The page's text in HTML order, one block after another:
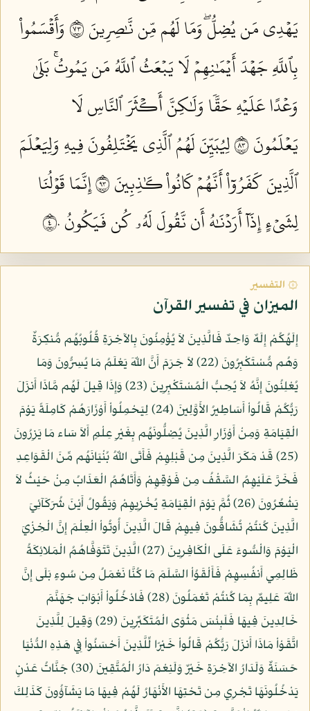
يَهۡدِي مَن يُضِلُّۖ وَمَا لَهُم مِّن نَّٰصِرِينَ ٣٧
وَأَقۡسَمُواْ
بِٱللَّهِ جَهۡدَ أَيۡمَٰنِهِمۡ لَا يَبۡعَثُ ٱللَّهُ مَن يَمُوتُۚ بَلَىٰ
وَعۡدًا عَلَيۡهِ حَقّٗا وَلَٰكِنَّ أَكۡثَرَ ٱلنَّاسِ لَا
يَعۡلَمُونَ ٣٨
لِيُبَيِّنَ لَهُمُ ٱلَّذِي يَخۡتَلِفُونَ فِيهِ وَلِيَعۡلَمَ
ٱلَّذِينَ كَفَرُوٓاْ أَنَّهُمۡ كَانُواْ كَٰذِبِينَ ٣٩
إِنَّمَا قَوۡلُنَا
لِشَيۡءٍ إِذَآ أَرَدۡنَٰهُ أَن نَّقُولَ لَهُۥ كُن فَيَكُونُ ٤٠
۞ التفسير
الميزان في تفسير القرآن
إِلَهُكُمْ إِلَهٌ وَاحِدٌ فَالَّذِينَ لاَ يُؤْمِنُونَ بِالآخِرَةِ قُلُوبُهُم مُّنكِرَةٌ
وَهُم مُّسْتَكْبِرُونَ (22) لاَ جَرَمَ أَنَّ اللّهَ يَعْلَمُ مَا يُسِرُّونَ وَمَا
يُعْلِنُونَ إِنَّهُ لاَ يُحِبُّ الْمُسْتَكْبِرِينَ (23) وَإِذَا قِيلَ لَهُم مَّاذَا أَنزَلَ
رَبُّكُمْ قَالُواْ أَسَاطِيرُ الأَوَّلِينَ (24) لِيَحْمِلُواْ أَوْزَارَهُمْ كَامِلَةً يَوْمَ
الْقِيَامَةِ وَمِنْ أَوْزَارِ الَّذِينَ يُضِلُّونَهُم بِغَيْرِ عِلْمٍ أَلاَ سَاء مَا يَزِرُونَ
(25) قَدْ مَكَرَ الَّذِينَ مِن قَبْلِهِمْ فَأَتَى اللّهُ بُنْيَانَهُم مِّنَ الْقَوَاعِدِ
فَخَرَّ عَلَيْهِمُ السَّقْفُ مِن فَوْقِهِمْ وَأَتَاهُمُ الْعَذَابُ مِنْ حَيْثُ لاَ
يَشْعُرُونَ (26) ثُمَّ يَوْمَ الْقِيَامَةِ يُخْزِيهِمْ وَيَقُولُ أَيْنَ شُرَكَآئِيَ
الَّذِينَ كُنتُمْ تُشَاقُّونَ فِيهِمْ قَالَ الَّذِينَ أُوتُواْ الْعِلْمَ إِنَّ الْخِزْيَ
الْيَوْمَ وَالْسُّوءَ عَلَى الْكَافِرِينَ (27) الَّذِينَ تَتَوَفَّاهُمُ الْمَلائِكَةُ
ظَالِمِي أَنفُسِهِمْ فَأَلْقَوُاْ السَّلَمَ مَا كُنَّا نَعْمَلُ مِن سُوءٍ بَلَى إِنَّ
اللّهَ عَلِيمٌ بِمَا كُنتُمْ تَعْمَلُونَ (28) فَادْخُلُواْ أَبْوَابَ جَهَنَّمَ
خَالِدِينَ فِيهَا فَلَبِئْسَ مَثْوَى الْمُتَكَبِّرِينَ (29) وَقِيلَ لِلَّذِينَ
اتَّقَوْاْ مَاذَا أَنزَلَ رَبُّكُمْ قَالُواْ خَيْرًا لِّلَّذِينَ أَحْسَنُواْ فِي هَذِهِ الدُّنْيَا
حَسَنَةٌ وَلَدَارُ الآخِرَةِ خَيْرٌ وَلَنِعْمَ دَارُ الْمُتَّقِينَ (30) جَنَّاتُ عَدْنٍ
يَدْخُلُونَهَا تَجْرِي مِن تَحْتِهَا الأَنْهَارُ لَهُمْ فِيهَا مَا يَشَآؤُونَ كَذَلِكَ